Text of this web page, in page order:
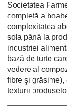
Societatea
completă a
complexitatea
soia până la
industriei
bază de turte
vedere al
fibre şi grăsime),
texturii